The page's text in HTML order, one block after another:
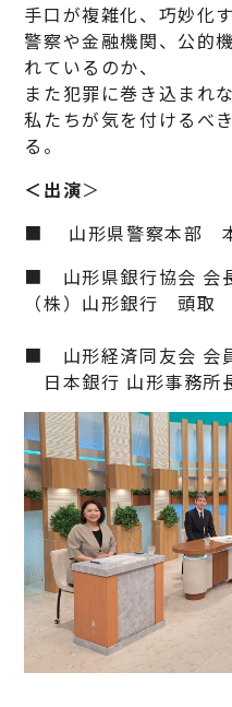
手口が複雑化、巧妙化
警察や金融機関、公的
れているのか、
また犯罪に巻き込まれ
私たちが気を付けるべ
る。
＜出演＞
■ 山形県警察本部
■ 山形県銀行協会 会
（株）山形銀行 頭取
■ 山形経済同友会 会
日本銀行 山形事務